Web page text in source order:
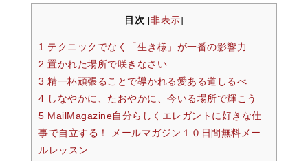
目次 非表示
1 テクニックでなく「生き様」が一番の影響力
2 置かれた場所で咲きなさい
3 精一杯頑張ることで導かれる愛ある道しるべ
4 しなやかに、たおやかに、今いる場所で輝こう
5 MailMagazine自分らしくエレガントに好きな仕
事で自立する！ メールマガジン１０日間無料メー
ルレッスン